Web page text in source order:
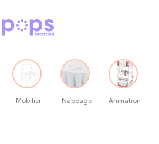
Mobilier Nappage Animation